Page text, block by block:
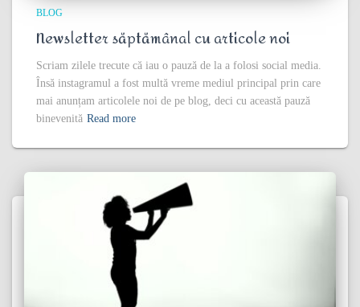
BLOG
Newsletter săptămânal cu articole noi
Scriam zilele trecute că iau o pauză de la a folosi social media.
Însă instagramul a fost multă vreme mediul principal prin care
mai anunțam articolele noi de pe blog, deci cu această pauză
binevenită Read more